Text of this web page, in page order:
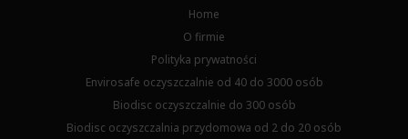
Home
O firmie
Polityka prywatności
Envirosafe oczyszczalnie od 40 do 3000 osób
Biodisc oczyszczalnie do 300 osób
Biodisc oczyszczalnia przydomowa od 2 do 20 osób